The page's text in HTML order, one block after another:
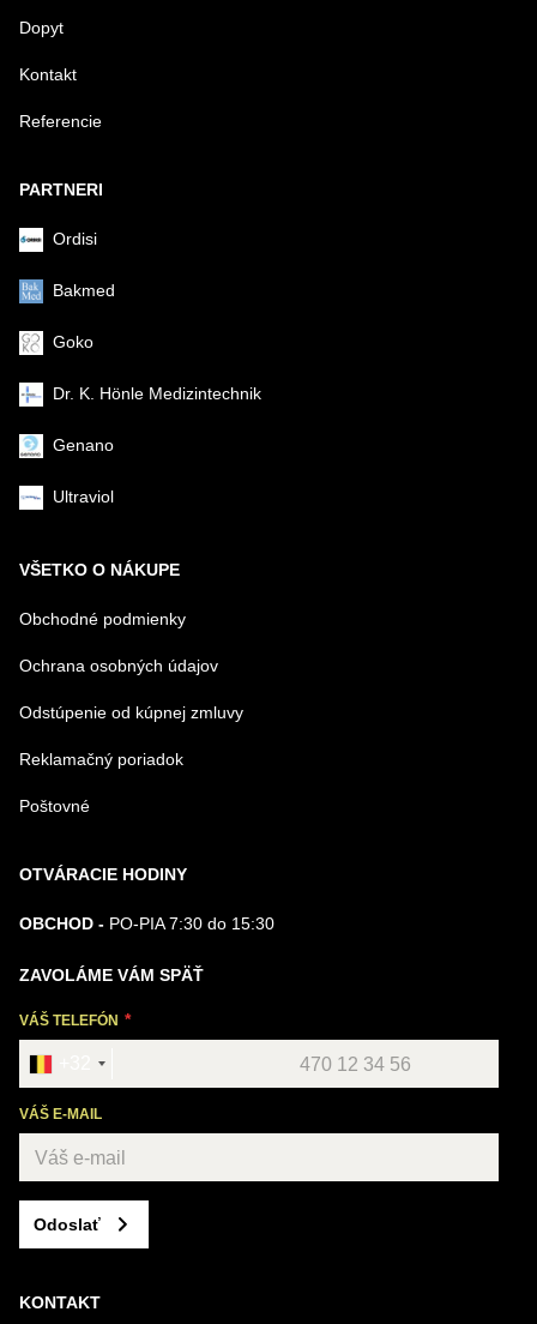
Odoslať
Dopyt
Kontakt
Referencie
PARTNERI
Ordisi
Bakmed
Goko
Dr. K. Hönle Medizintechnik
Genano
Ultraviol
VŠETKO O NÁKUPE
Obchodné podmienky
Ochrana osobných údajov
Odstúpenie od kúpnej zmluvy
Reklamačný poriadok
Poštovné
OTVÁRACIE HODINY
OBCHOD - PO-PIA 7:30 do 15:30
ZAVOLÁME VÁM SPÄŤ
VÁŠ TELEFÓN
VÁŠ E-MAIL
Odoslať
KONTAKT